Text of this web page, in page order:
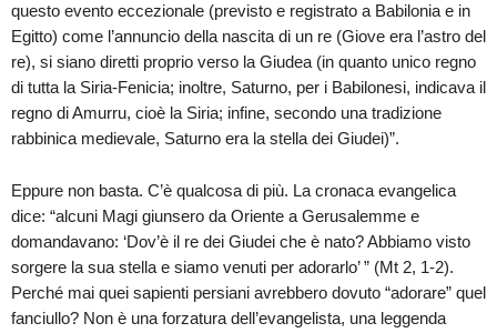
questo evento eccezionale (previsto e registrato a Babilonia e in
Egitto) come l’annuncio della nascita di un re (Giove era l’astro del
re), si siano diretti proprio verso la Giudea (in quanto unico regno
di tutta la Siria-Fenicia; inoltre, Saturno, per i Babilonesi, indicava il
regno di Amurru, cioè la Siria; infine, secondo una tradizione
rabbinica medievale, Saturno era la stella dei Giudei)”.
Eppure non basta. C’è qualcosa di più. La cronaca evangelica
dice: “alcuni Magi giunsero da Oriente a Gerusalemme e
domandavano: ‘Dov’è il re dei Giudei che è nato? Abbiamo visto
sorgere la sua stella e siamo venuti per adorarlo’ ” (Mt 2, 1-2).
Perché mai quei sapienti persiani avrebbero dovuto “adorare” quel
fanciullo? Non è una forzatura dell’evangelista, una leggenda